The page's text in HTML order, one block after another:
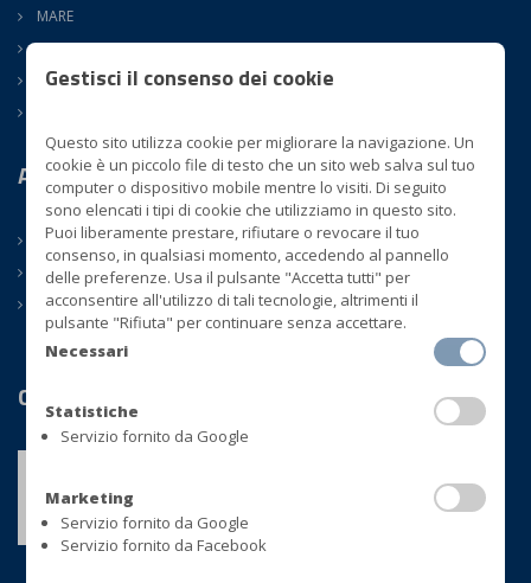
MARE
TERRA
SURGELATI
Azienda
CHI SIAMO
CONTATTI
NEWS
Certificazioni
Gestisci il consenso dei cookie
Questo sito utilizza cookie per migliorare la navigazione. Un
cookie è un piccolo file di testo che un sito web salva sul tuo
computer o dispositivo mobile mentre lo visiti. Di seguito
sono elencati i tipi di cookie che utilizziamo in questo sito.
Puoi liberamente prestare, rifiutare o revocare il tuo
consenso, in qualsiasi momento, accedendo al pannello
delle preferenze. Usa il pulsante "Accetta tutti" per
acconsentire all'utilizzo di tali tecnologie, altrimenti il
pulsante "Rifiuta" per continuare senza accettare.
Necessari
Statistiche
Servizio fornito da Google
Marketing
Servizio fornito da Google
Servizio fornito da Facebook